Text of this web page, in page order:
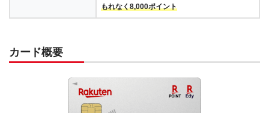
もれなく8,000ポイント
カード概要